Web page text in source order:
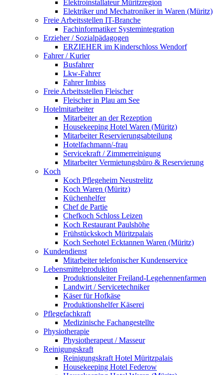
Elektroinstallateur Müritzregion
Elektriker und Mechatroniker in Waren (Müritz)
Freie Arbeitsstellen IT-Branche
Fachinformatiker Systemintegration
Erzieher / Sozialpädagogen
ERZIEHER im Kinderschloss Wendorf
Fahrer / Kurier
Busfahrer
Lkw-Fahrer
Fahrer Imbiss
Freie Arbeitsstellen Fleischer
Fleischer in Plau am See
Hotelmitarbeiter
Mitarbeiter an der Rezeption
Housekeeping Hotel Waren (Müritz)
Mitarbeiter Reservierungsabteilung
Hotelfachmann/-frau
Servicekraft / Zimmerreinigung
Mitarbeiter Vermietungsbüro & Reservierung
Koch
Koch Pflegeheim Neustrelitz
Koch Waren (Müritz)
Küchenhelfer
Chef de Partie
Chefkoch Schloss Leizen
Koch Restaurant Paulshöhe
Frühstückskoch Müritzpalais
Koch Seehotel Ecktannen Waren (Müritz)
Kundendienst
Mitarbeiter telefonischer Kundenservice
Lebensmittelproduktion
Produktionsleiter Freiland-Legehennenfarmen
Landwirt / Servicetechniker
Käser für Hofkäse
Produktionshelfer Käserei
Pflegefachkraft
Medizinische Fachangestellte
Physiotherapie
Physiotherapeut / Masseur
Reinigungskraft
Reinigungskraft Hotel Müritzpalais
Housekeeping Hotel Federow